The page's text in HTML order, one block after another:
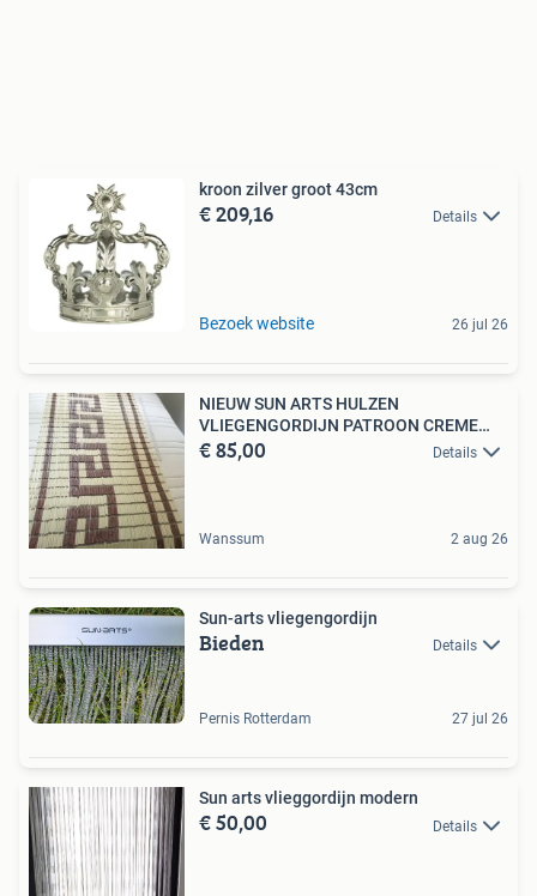
kroon zilver groot 43cm
€ 209,16 Details
Bezoek website 26 jul 26
NIEUW SUN ARTS HULZEN
VLIEGENGORDIJN PATROON CREME
BRUIN
€ 85,00 Details
Wanssum 2 aug 26
Sun-arts vliegengordijn
Bieden Details
Pernis Rotterdam 27 jul 26
Sun arts vlieggordijn modern
€ 50,00 Details